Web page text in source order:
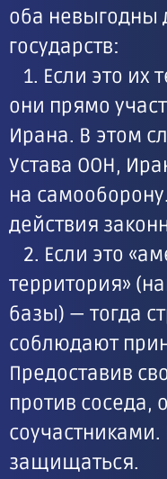
оба невыгодны
государств:
1. Если это их
они прямо
Ирана. В этом
Устава ООН,
на
действия
2. Если это
территория»
базы) — тогда
соблюдают
Предоставив
против соседа,
защищаться.